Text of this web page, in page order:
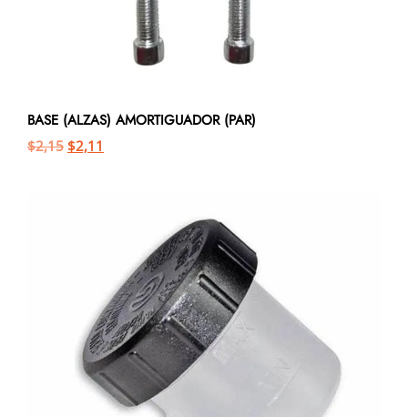
BASE (ALZAS) AMORTIGUADOR (PAR)
$2,15 $2,11